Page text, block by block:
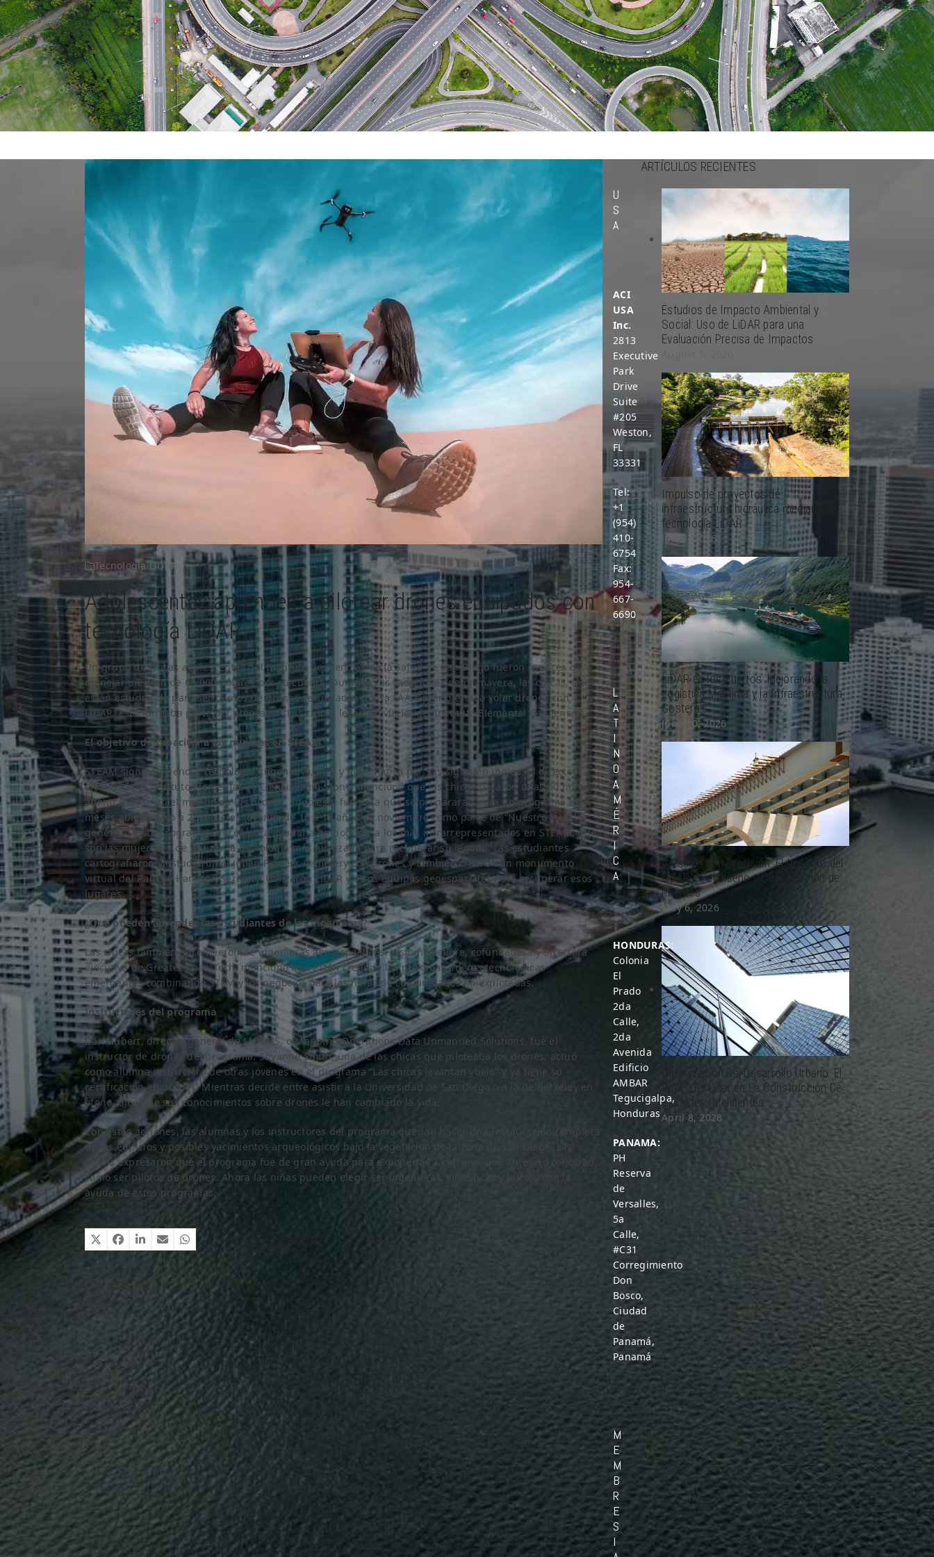
Tecnología LiDAR
Adolescentes aprenden a pilotear drones equipados con
tecnología LiDAR
Un grupo de chicas adolescentes del Instituto de Ciencias de la Salud de San Diego fueron capaces de
manejar un dron de 60.000 dólares por su cuenta. Durante sus vacaciones de primavera, las chicas, que
están estudiando para ser pilotos de drones certificados por la FAA, aprendieron a volar drones con
LiDAR. Esto formaba parte del programa “Las chicas levantan vuelo” del Instituto Elemental de Ciencias.
El objetivo de capacitar a las mujeres en STEAM
STEAM significa ciencia, tecnología, ingeniería, arte y matemática por sus siglas en inglés. El director
ejecutivo del Instituto Elemental de Ciencias, Jim Stone, mencionó que las chicas pasaron unas 30 horas
adentrándose en el mundo de los drones. Todo esto fue para que se prepararan para un programa de 9
meses abierto sólo a 25 mujeres jóvenes de 16 a 19 años en noviembre como parte de “Nuestro legado
genético”. Este programa se creó para ayudar a empoderar a los más infrarrepresentados en STEAM, que
son las mujeres, y de utilizar la tecnología más avanzada para recuperar su legado. Las estudiantes
cartografiaron y estudiaron el Julian Pioneer Cemetery con drones y también crearon un monumento
virtual del Rancho Harrison Serenity. Utilizaron LiDAR y otros equipos geoespaciales para recuperar esos
lugares.
¿Qué pueden aprender las estudiantes de las ingenieras?
Las chicas también aprendieron de ingenieras aeroespaciales. Jasmine Leflore, cofundadora y directora
ejecutiva de Greater Than Tech, mencionó que están creando las próximas líderes tecnológicas
emergentes combinando STEM y los negocios para las niñas de comunidades no explotadas.
Instructores del programa
Dan Hubert, director general de MODUS, o Mapping Operations Data Unmanned Solutions, fue el
instructor de drones del programa. Shyanne Smith, una de las chicas que piloteaba los drones, actuó
como alumna instructora de otras jóvenes en el programa “Las chicas levantan vuelo” y ya tiene su
certificación en drones. Mientras decide entre asistir a la Universidad de San Diego o a la de Berkeley en
otoño, dice que sus conocimientos sobre drones le han cambiado la vida.
Con estas acciones, las alumnas y los instructores del programa querían hacer una restauración completa
de los edificios y posibles yacimientos arqueológicos bajo la vegetación de la zona de San Diego. Las
chicas expresaron que el programa fue de gran ayuda para exponerlas a carreras que antes no conocían,
como ser pilotos de drones. Ahora las niñas pueden elegir ser ingenieras, científicas y pilotos con la
ayuda de estos programas.
ARTÍCULOS RECIENTES
Estudios de Impacto Ambiental y
Social: Uso de LiDAR para una
Evaluación Precisa de Impactos
Impulso de proyectos de
infraestructura hidráulica mediante la
tecnología LiDAR
July 8, 2026
LiDAR en los Puertos: Mejorando la
Logística Marítima y la Infraestructura
Costera
June 10, 2026
A Escala con Precisión: El Impacto del
LiDAR en el Diseño y Construcción de
Puentes
May 6, 2026
Optimización Del Desarrollo Urbano: El
Papel Del Lidar en La Construcción De
Ciudades Inteligentes
April 8, 2026
U
S
A
ACI
USA
Inc.
2813
Executive
Park
Drive
Suite
#205
Weston,
FL
33331
Tel:
+1
(954)
410-
6754
Fax:
954-
667-
6690
L
A
T
I
N
O
A
M
É
R
I
C
A
HONDURAS:
Colonia
El
Prado
2da
Calle,
2da
Avenida
Edificio
AMBAR
Tegucigalpa,
Honduras
PANAMA:
PH
Reserva
de
Versalles,
5a
Calle,
#C31
Corregimiento
Don
Bosco,
Ciudad
de
Panamá,
Panamá
M
E
M
B
R
E
S
I